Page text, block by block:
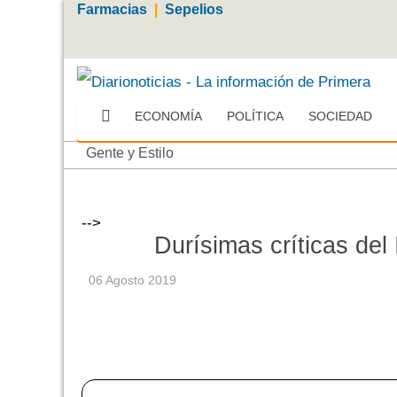
Farmacias Sepelios
ECONOMÍA POLÍTICA SOCIEDAD
Gente y Estilo
-->
Durísimas críticas del
06 Agosto 2019